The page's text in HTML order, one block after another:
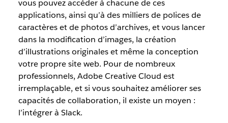
vous pouvez accéder à chacune de ces
applications, ainsi qu’à des milliers de polices de
caractères et de photos d’archives, et vous lancer
dans la modification d’images, la création
d’illustrations originales et même la conception
votre propre site web. Pour de nombreux
professionnels, Adobe Creative Cloud est
irremplaçable, et si vous souhaitez améliorer ses
capacités de collaboration, il existe un moyen :
l’intégrer à Slack.